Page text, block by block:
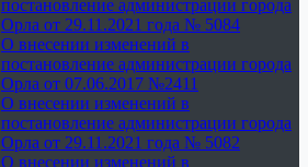
постановление администрации города
Орла от 29.11.2021 года № 5084
О внесении изменений в
постановление администрации города
Орла от 07.06.2017 №2411
О внесении изменений в
постановление администрации города
Орла от 29.11.2021 года № 5082
О внесении изменений в